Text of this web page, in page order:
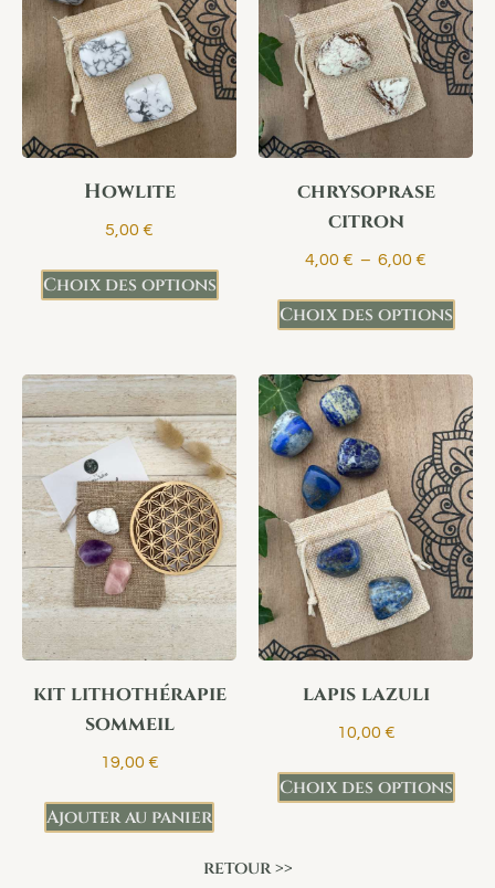
Howlite
5,00 €
Choix des options
chrysoprase
citron
4,00 € – 6,00 €
Choix des options
kit lithothérapie
sommeil
19,00 €
Ajouter au panier
lapis lazuli
10,00 €
Choix des options
retour >>